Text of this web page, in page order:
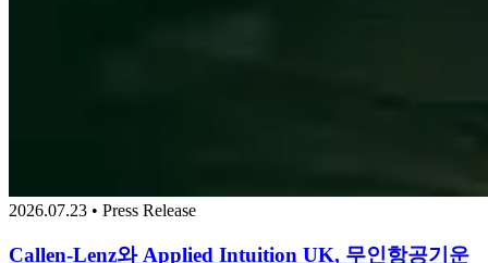
2026.07.23 • Press Release
Callen-Lenz와 Applied Intuition UK, 무인항공기운